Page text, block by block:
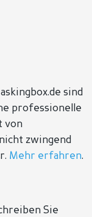
sind
professionelle
von
zwingend
Mehr erfahren.
Sie